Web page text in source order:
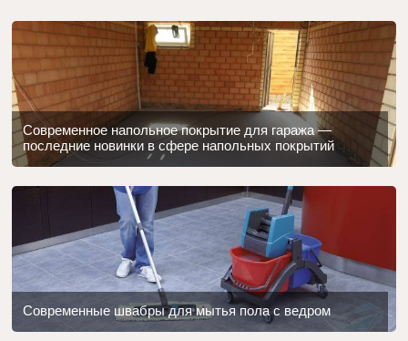
Современное напольное покрытие для гаража —
последние новинки в сфере напольных покрытий
Современные швабры для мытья пола с ведром